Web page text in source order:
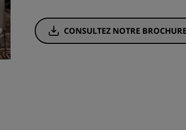
CONSULTEZ NOTRE BROCHURE